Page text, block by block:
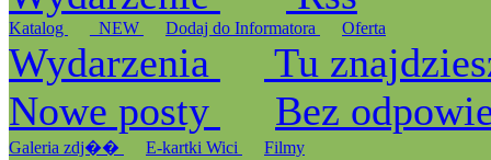
Katalog _NEW Dodaj do Informatora Oferta
Wydarzenia
Tu
Nowe posty
Bez
Galeria zdj�� E-kartki Wici Filmy